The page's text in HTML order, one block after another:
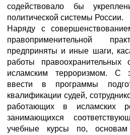
содействовало бы
политической системы России.
Наряду с
правоприменительной
предприняты и иные шаги,
работы
исламским терроризмом. С
ввести в программы
квалификации судей,
работающих в исламских
занимающихся
учебные курсы по,